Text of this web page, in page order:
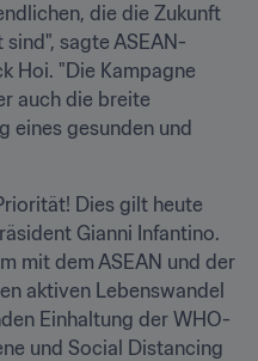
die die Zukunft
sagte ASEAN-
Hoi. "Die Kampagne
auch die breite
eines gesunden und
Dies gilt heute
Gianni Infantino.
mit dem ASEAN und der
aktiven Lebenswandel
Einhaltung der WHO-
und Social Distancing